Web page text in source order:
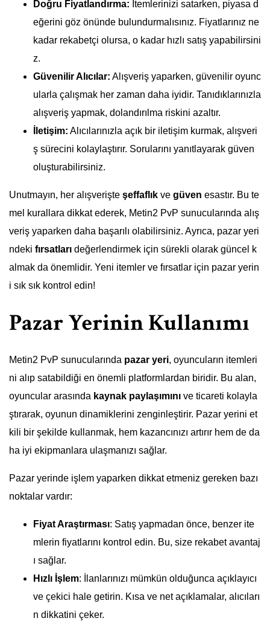
Doğru Fiyatlandırma: Itemlerinizi satarken, piyasa d
eğerini göz önünde bulundurmalısınız. Fiyatlarınız ne
kadar rekabetçi olursa, o kadar hızlı satış yapabilirsini
z.
Güvenilir Alıcılar: Alışveriş yaparken, güvenilir oyunc
ularla çalışmak her zaman daha iyidir. Tanıdıklarınızla
alışveriş yapmak, dolandırılma riskini azaltır.
İletişim: Alıcılarınızla açık bir iletişim kurmak, alışveri
ş sürecini kolaylaştırır. Sorularını yanıtlayarak güven
oluşturabilirsiniz.
Unutmayın, her alışverişte şeffaflık ve güven esastır. Bu te
mel kurallara dikkat ederek, Metin2 PvP sunucularında alış
veriş yaparken daha başarılı olabilirsiniz. Ayrıca, pazar yeri
ndeki fırsatları değerlendirmek için sürekli olarak güncel k
almak da önemlidir. Yeni itemler ve fırsatlar için pazar yerin
i sık sık kontrol edin!
Pazar Yerinin Kullanımı
Metin2 PvP sunucularında pazar yeri, oyuncuların itemleri
ni alıp satabildiği en önemli platformlardan biridir. Bu alan,
oyuncular arasında kaynak paylaşımını ve ticareti kolayla
ştırarak, oyunun dinamiklerini zenginleştirir. Pazar yerini et
kili bir şekilde kullanmak, hem kazancınızı artırır hem de da
ha iyi ekipmanlara ulaşmanızı sağlar.
Pazar yerinde işlem yaparken dikkat etmeniz gereken bazı
noktalar vardır:
Fiyat Araştırması: Satış yapmadan önce, benzer ite
mlerin fiyatlarını kontrol edin. Bu, size rekabet avantaj
ı sağlar.
Hızlı İşlem: İlanlarınızı mümkün olduğunca açıklayıcı
ve çekici hale getirin. Kısa ve net açıklamalar, alıcıları
n dikkatini çeker.